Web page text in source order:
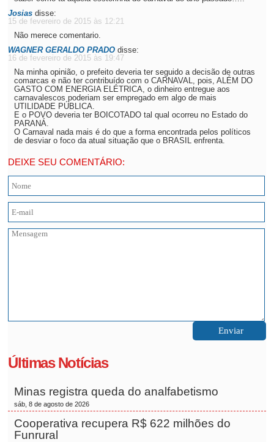
Josias disse:
15 de fevereiro de 2015 às 12:21
Não merece comentario.
WAGNER GERALDO PRADO disse:
16 de fevereiro de 2015 às 19:47
Na minha opinião, o prefeito deveria ter seguido a decisão de outras
comarcas e não ter contribuído com o CARNAVAL, pois, ALÉM DO
GASTO COM ENERGIA ELÉTRICA, o dinheiro entregue aos
carnavalescos poderiam ser empregado em algo de mais
UTILIDADE PÚBLICA.
E o POVO deveria ter BOICOTADO tal qual ocorreu no Estado do
PARANÁ.
O Carnaval nada mais é do que a forma encontrada pelos políticos
de desviar o foco da atual situação que o BRASIL enfrenta.
DEIXE SEU COMENTÁRIO:
Últimas Notícias
Minas registra queda do analfabetismo
sáb, 8 de agosto de 2026
Cooperativa recupera R$ 622 milhões do
Funrural